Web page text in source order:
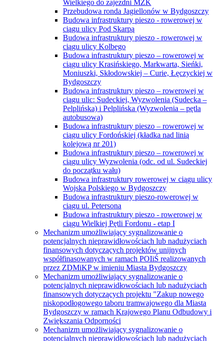
Wielkiego do zajezdni MZK
Przebudowa ronda Jagiellonów w Bydgoszczy
Budowa infrastruktury pieszo - rowerowej w
ciągu ulicy Pod Skarpą
Budowa infrastruktury pieszo - rowerowej w
ciągu ulicy Kolbego
Budowa infrastruktury pieszo – rowerowej w
ciągu ulicy Krasińskiego, Markwarta, Sieńki,
Moniuszki, Skłodowskiej – Curie, Łęczyckiej w
Bydgoszczy
Budowa infrastruktury pieszo – rowerowej w
ciągu ulic: Sudeckiej, Wyzwolenia (Sudecka –
Pelplińska) i Pelplińska (Wyzwolenia – pętla
autobusowa)
Budowa infrastruktury pieszo – rowerowej w
ciągu ulicy Fordońskiej (kładka nad linią
kolejową nr 201)
Budowa infrastruktury pieszo – rowerowej w
ciągu ulicy Wyzwolenia (odc. od ul. Sudeckiej
do początku wału)
Budowa infrastruktury rowerowej w ciągu ulicy
Wojska Polskiego w Bydgoszczy
Budowa infrastruktury pieszo-rowerowej w
ciągu ul. Petersona
Budowa infrastruktury pieszo - rowerowej w
ciągu Wielkiej Pętli Fordonu - etap I
Mechanizm umożliwiający sygnalizowanie o
potencjalnych nieprawidłowościach lub nadużyciach
finansowych dotyczących projektów unijnych
współfinasowanych w ramach POIiŚ realizowanych
przez ZDMiKP w imieniu Miasta Bydgoszczy
Mechanizm umożliwiający sygnalizowanie o
potencjalnych nieprawidłowościach lub nadużyciach
finansowych dotyczących projektu "Zakup nowego
niskopodłogowego taboru tramwajowego dla Miasta
Bydgoszczy w ramach Krajowego Planu Odbudowy i
Zwiększania Odporności
Mechanizm umożliwiający sygnalizowanie o
potencjalnych nieprawidłowościach lub nadużyciach